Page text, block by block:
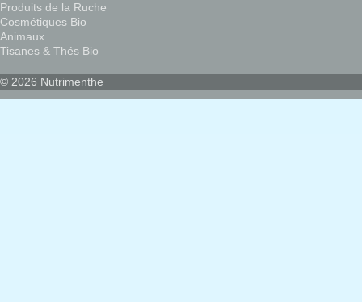
Produits de la Ruche
Cosmétiques Bio
Animaux
Tisanes & Thés Bio
© 2026 Nutrimenthe